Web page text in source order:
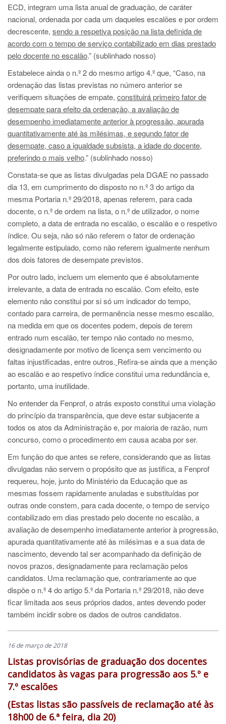
ECD, integram uma lista anual de graduação, de caráter
nacional, ordenada por cada um daqueles escalões e por ordem
decrescente, sendo a respetiva posição na lista definida de
acordo com o tempo de serviço contabilizado em dias prestado
pelo docente no escalão.” (sublinhado nosso)
Estabelece ainda o n.º 2 do mesmo artigo 4.º que, “Caso, na
ordenação das listas previstas no número anterior se
verifiquem situações de empate, constituirá primeiro fator de
desempate para efeito da ordenação, a avaliação de
desempenho imediatamente anterior à progressão, apurada
quantitativamente até às milésimas, e segundo fator de
desempate, caso a igualdade subsista, a idade do docente,
preferindo o mais velho.” (sublinhado nosso)
Constata-se que as listas divulgadas pela DGAE no passado
dia 13, em cumprimento do disposto no n.º 3 do artigo da
mesma Portaria n.º 29/2018, apenas referem, para cada
docente, o n.º de ordem na lista, o n.º de utilizador, o nome
completo, a data de entrada no escalão, o escalão e o respetivo
índice. Ou seja, não só não referem o fator de ordenação
legalmente estipulado, como não referem igualmente nenhum
dos dois fatores de desempate previstos.
Por outro lado, incluem um elemento que é absolutamente
irrelevante, a data de entrada no escalão. Com efeito, este
elemento não constitui por si só um indicador do tempo,
contado para carreira, de permanência nesse mesmo escalão,
na medida em que os docentes podem, depois de terem
entrado num escalão, ter tempo não contado no mesmo,
designadamente por motivo de licença sem vencimento ou
faltas injustificadas, entre outros. Refira-se ainda que a menção
ao escalão e ao respetivo índice constitui uma redundância e,
portanto, uma inutilidade.
No entender da Fenprof, o atrás exposto constitui uma violação
do princípio da transparência, que deve estar subjacente a
todos os atos da Administração e, por maioria de razão, num
concurso, como o procedimento em causa acaba por ser.
Em função do que antes se refere, considerando que as listas
divulgadas não servem o propósito que as justifica, a Fenprof
requereu, hoje, junto do Ministério da Educação que as
mesmas fossem rapidamente anuladas e substituídas por
outras onde constem, para cada docente, o tempo de serviço
contabilizado em dias prestado pelo docente no escalão, a
avaliação de desempenho imediatamente anterior à progressão,
apurada quantitativamente até às milésimas e a sua data de
nascimento, devendo tal ser acompanhado da definição de
novos prazos, designadamente para reclamação pelos
candidatos. Uma reclamação que, contrariamente ao que
dispõe o n.º 4 do artigo 5.º da Portaria n.º 29/2018, não deve
ficar limitada aos seus próprios dados, antes devendo poder
também incidir sobre os dados de outros candidatos.
16 de março de 2018
Listas provisórias de graduação dos docentes
candidatos às vagas para progressão aos 5.º e
7.º escalões
(Estas listas são passíveis de reclamação até às
18h00 de 6.ª feira, dia 20)